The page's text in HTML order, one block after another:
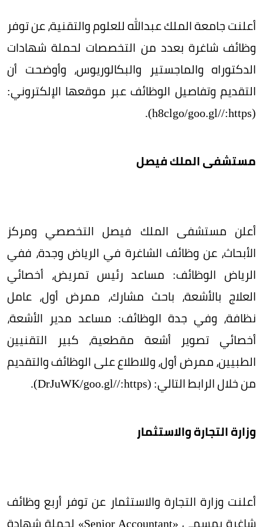
أعلنت جامعة الملك عبدالله للعلوم والتقنية، عن توفر
وظائف شاغرة بعدد من التخصصات لحملة شهادات
الدكتوراه والماجستير والبكالوريوس، وأوضحت أن
التقديم وتفاصيل الوظائف عبر موقعها الإلكتروني:
(https:/‏/‏goo.gl/‏h8clgo).
مستشفى الملك فيصل
أعلن مستشفى الملك فيصل التخصصي ومركز
الأبحاث، عن وظائف الشاغرة في الرياض وجدة، ففي
الرياض الوظائف: مساعد رئيس تمريض، أخصائي
العلاج بالأشعة، باحث مشارك، ممرض أول، عامل
نظافة، وفي جدة الوظائف: مساعد مدير الأشعة،
أخصائي تصوير أشعة مقطعية، كبير التقنيين
الطبيين، ممرض أول، وللاطلاع على الوظائف والتقديم
من خلال الرابط التالي: (https:/‏/‏goo.gl/‏DrJuWK).
وزارة التجارة والاستثمار
أعلنت وزارة التجارة والاستثمار عن توفر أربع وظائف